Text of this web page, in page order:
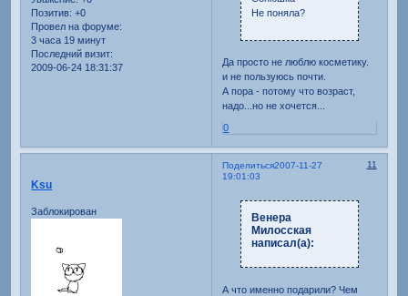
Позитив: +0
Провел на форуме:
3 часа 19 минут
Последний визит:
2009-06-24 18:31:37
Не поняла?
Да просто не люблю косметику.
и не пользуюсь почти.
А пора - потому что возраст,
надо...но не хочется...
0
Поделиться 11
2007-11-27
19:01:03
Ksu
Заблокирован
Венера
Милосская
написал(а):
А что именно подарили? Чем